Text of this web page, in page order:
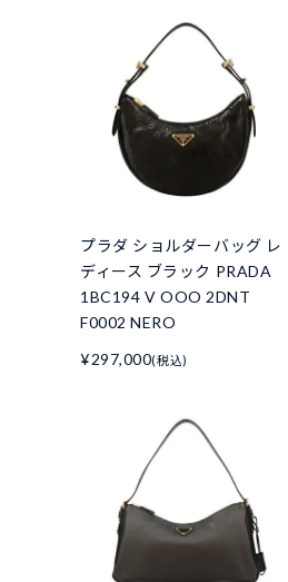
プラダ ショルダーバッグ レ
ディース ブラック PRADA
1BC194 V OOO 2DNT
F0002 NERO
¥297,000(税込)